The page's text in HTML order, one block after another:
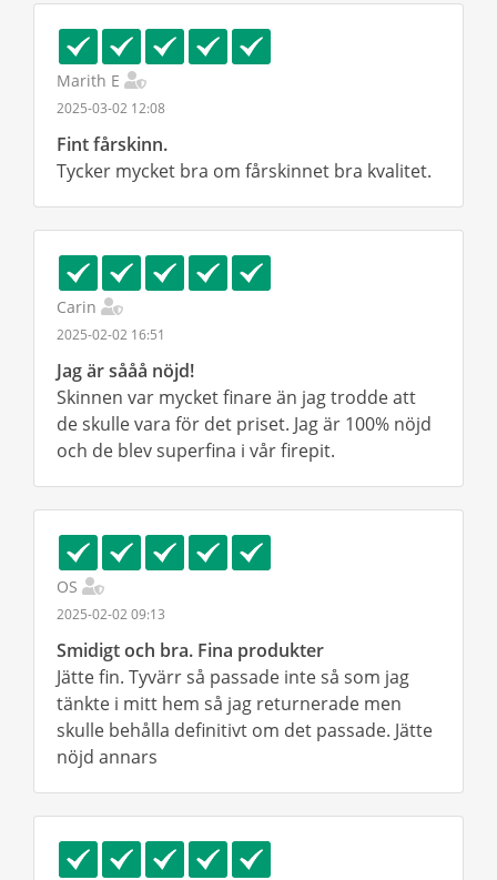
Marith E
2025-03-02 12:08
Fint fårskinn.
Tycker mycket bra om fårskinnet bra kvalitet.
Carin
2025-02-02 16:51
Jag är sååå nöjd!
Skinnen var mycket finare än jag trodde att
de skulle vara för det priset. Jag är 100% nöjd
och de blev superfina i vår firepit.
OS
2025-02-02 09:13
Smidigt och bra. Fina produkter
Jätte fin. Tyvärr så passade inte så som jag
tänkte i mitt hem så jag returnerade men
skulle behålla definitivt om det passade. Jätte
nöjd annars